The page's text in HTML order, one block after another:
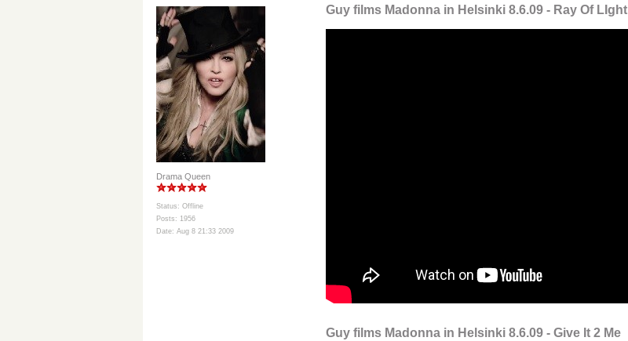
Drama Queen
Status: Offline
Posts: 1956
Date: Aug 8 21:33 2009
Guy films Madonna in Helsinki 8.6.09 - Ray Of LIght
Guy films Madonna in Helsinki 8.6.09 - Give It 2 Me